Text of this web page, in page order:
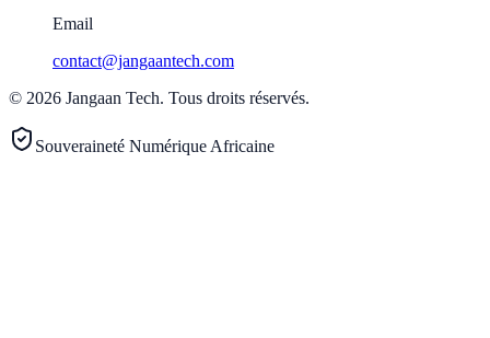
Email
contact@jangaantech.com
© 2026 Jangaan Tech. Tous droits réservés.
Souveraineté Numérique Africaine